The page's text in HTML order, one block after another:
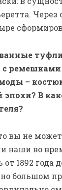
наши во
от 1892 года
большом
мы стали
какую
е годы с
то это
нам не
Очень